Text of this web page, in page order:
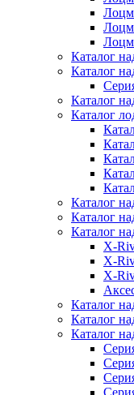
Каталог
Каталог
Каталог
Каталог
Каталог
Каталог
Каталог
X-
X-
X-
Каталог
Каталог
Каталог